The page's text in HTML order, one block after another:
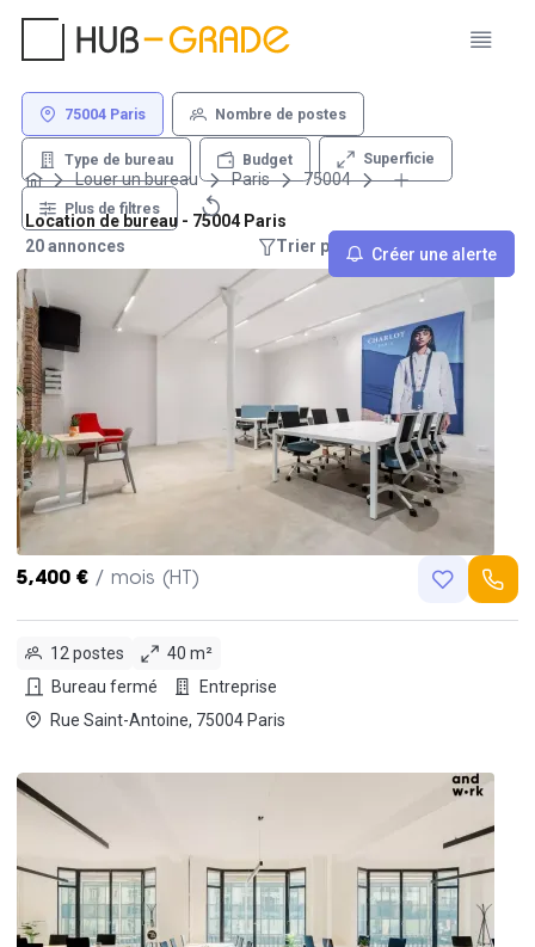
75004 Paris Nombre de postes
Type de bureau Budget Superficie
Plus de filtres
Créer une alerte
Louer un bureau Paris 75004
Location de bureau - 75004 Paris
20 annonces
Trier par : Recommandations
5,400 € / mois (HT)
12 postes
40 m²
Bureau fermé
Entreprise
Rue Saint-Antoine, 75004 Paris